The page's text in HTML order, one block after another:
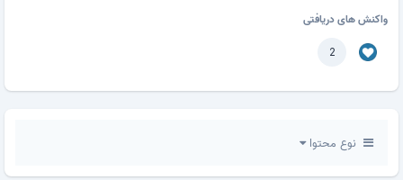
واکنش های دریافتی
2
نوع محتوا